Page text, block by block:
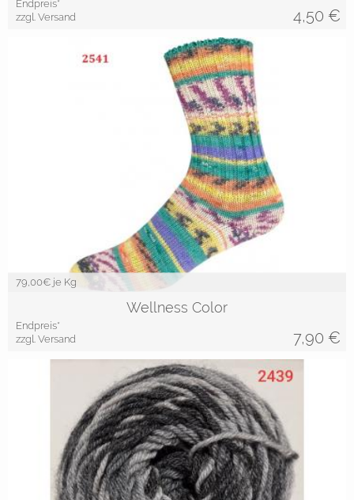
Endpreis*
zzgl. Versand
4,50 €
79,00€ je Kg
Wellness Color
Endpreis*
zzgl. Versand
7,90 €